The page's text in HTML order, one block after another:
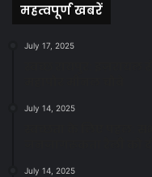
महत्वपूर्ण खबरें
July 17, 2025
July 14, 2025
July 14, 2025